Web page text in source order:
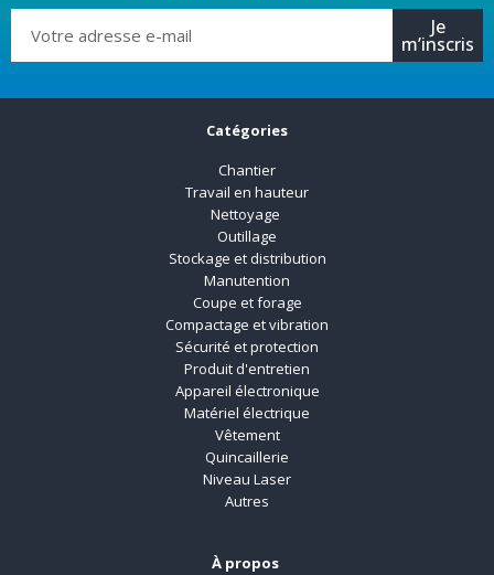
Je
m’inscris
Catégories
Chantier
Travail en hauteur
Nettoyage
Outillage
Stockage et distribution
Manutention
Coupe et forage
Compactage et vibration
Sécurité et protection
Produit d'entretien
Appareil électronique
Matériel électrique
Vêtement
Quincaillerie
Niveau Laser
Autres
À propos